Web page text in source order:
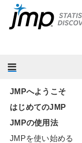
JMPへようこそ
はじめてのJMP
JMPの使用法
JMPを使い始める